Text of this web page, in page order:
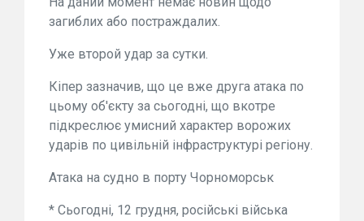
загиблих або постраждалих.
Уже второй удар за сутки.
Кіпер зазначив, що це вже друга атака по
цьому об'єкту за сьогодні, що вкотре
підкреслює умисний характер ворожих
ударів по цивільній інфраструктурі регіону.
Атака на судно в порту Чорноморськ
* Сьогодні, 12 грудня, російські війська